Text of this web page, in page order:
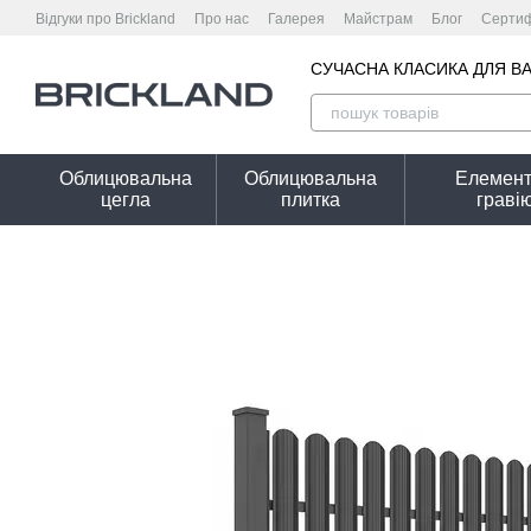
Перейти до основного контенту
Відгуки про Brickland Про нас Галерея Майстрам Блог
СУЧАСНА КЛАСИКА ДЛЯ
Облицювальна
цегла
Облицювальна
плитка